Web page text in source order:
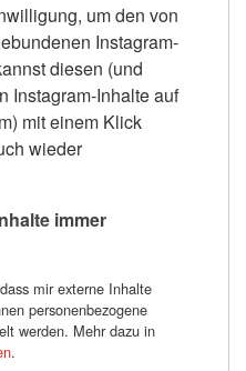
um den von
Instagram-
diesen (und
Instagram-Inhalte auf
mit einem Klick
wieder
immer
mir externe Inhalte
personenbezogene
werden. Mehr dazu in
.